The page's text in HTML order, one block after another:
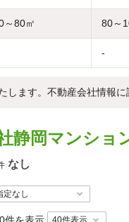
～80㎡ 80～
-
します。不動産会社情報
静岡マンショ
なし